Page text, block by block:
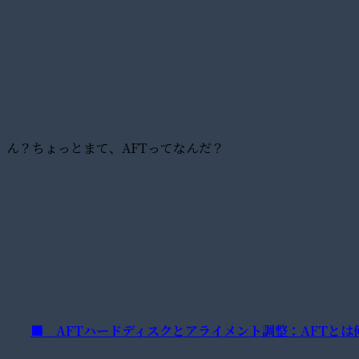
ん？ちょっとまて、AFTってなんだ？
■ AFTハードディスクとアライメント調整：AFTとは